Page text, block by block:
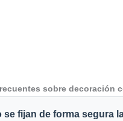
sobre decoración
se fijan de forma segura